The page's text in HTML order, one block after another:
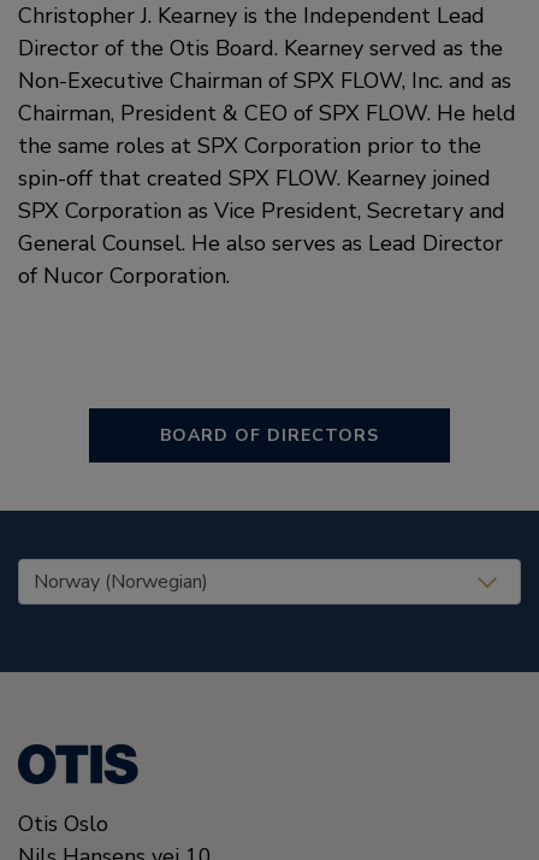
Christopher J. Kearney is the Independent Lead
Director of the Otis Board. Kearney served as the
Non-Executive Chairman of SPX FLOW, Inc. and as
Chairman, President & CEO of SPX FLOW. He held
the same roles at SPX Corporation prior to the
spin-off that created SPX FLOW. Kearney joined
SPX Corporation as Vice President, Secretary and
General Counsel. He also serves as Lead Director
of Nucor Corporation.
BOARD OF DIRECTORS
United States (EN)
Otis Oslo